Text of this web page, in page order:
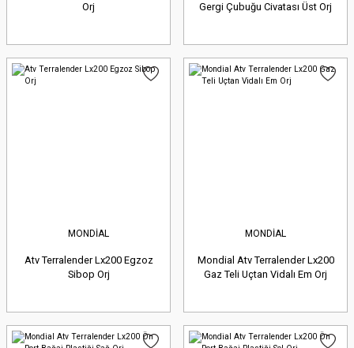
Orj
Gergi Çubuğu Civatası Üst Orj
MONDİAL
Atv Terralender Lx200 Egzoz
Sibop Orj
MONDİAL
Mondial Atv Terralender Lx200
Gaz Teli Uçtan Vidalı Em Orj